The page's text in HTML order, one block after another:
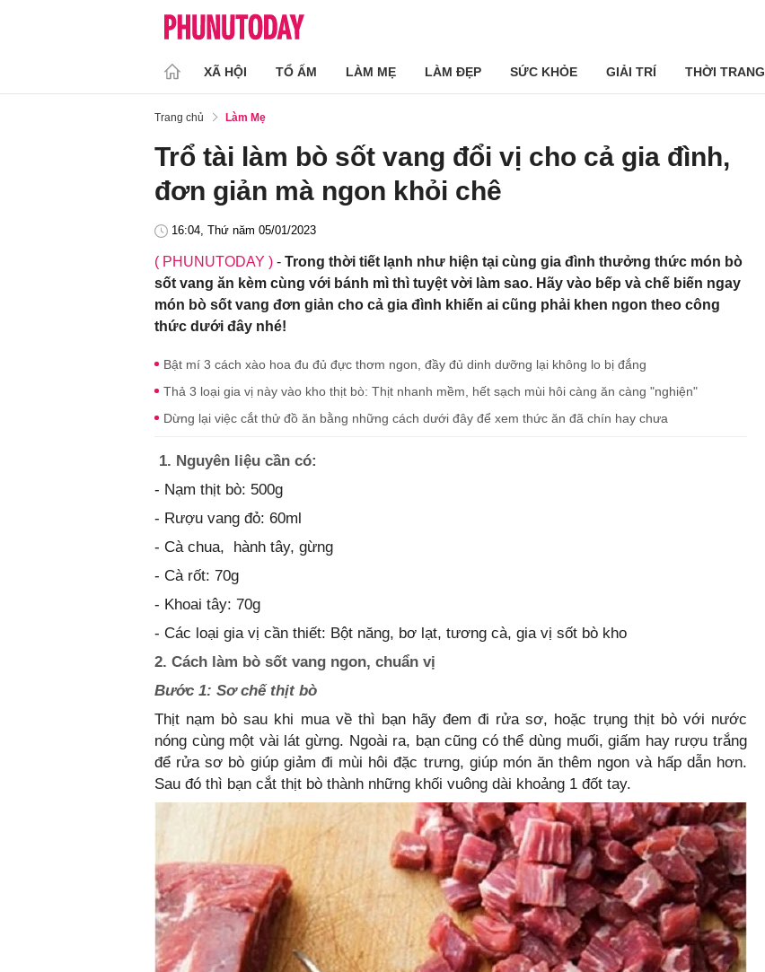
XÃ HỘI TỔ ẤM LÀM MẸ LÀM ĐẸP SỨC KHỎE GIẢI TRÍ THỜI TRANG
Trang chủ Làm Mẹ
Trổ tài làm bò sốt vang đổi vị cho cả gia đình,
đơn giản mà ngon khỏi chê
16:04, Thứ năm 05/01/2023
( PHUNUTODAY ) - Trong thời tiết lạnh như hiện tại cùng gia đình thưởng thức món bò
sốt vang ăn kèm cùng với bánh mì thì tuyệt vời làm sao. Hãy vào bếp và chế biến ngay
món bò sốt vang đơn giản cho cả gia đình khiến ai cũng phải khen ngon theo công
thức dưới đây nhé!
Bật mí 3 cách xào hoa đu đủ đực thơm ngon, đầy đủ dinh dưỡng lại không lo bị đắng
Thả 3 loại gia vị này vào kho thịt bò: Thịt nhanh mềm, hết sạch mùi hôi càng ăn càng "nghiện"
Dừng lại việc cắt thử đồ ăn bằng những cách dưới đây để xem thức ăn đã chín hay chưa
1. Nguyên liệu cần có:
- Nạm thịt bò: 500g
- Rượu vang đỏ: 60ml
- Cà chua, hành tây, gừng
- Cà rốt: 70g
- Khoai tây: 70g
- Các loại gia vị cần thiết: Bột năng, bơ lạt, tương cà, gia vị sốt bò kho
2. Cách làm bò sốt vang ngon, chuẩn vị
Bước 1: Sơ chế thịt bò
Thịt nạm bò sau khi mua về thì bạn hãy đem đi rửa sơ, hoặc trụng thịt bò với nước
nóng cùng một vài lát gừng. Ngoài ra, bạn cũng có thể dùng muối, giấm hay rượu trắng
để rửa sơ bò giúp giảm đi mùi hôi đặc trưng, giúp món ăn thêm ngon và hấp dẫn hơn.
Sau đó thì bạn cắt thịt bò thành những khối vuông dài khoảng 1 đốt tay.